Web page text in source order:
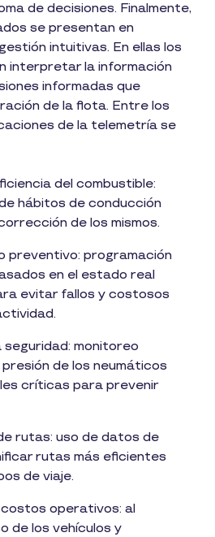
de decisiones. Finalmente,
se presentan en
intuitivas. En ellas los
interpretar la información
informadas que
de la flota. Entre los
de la telemetría se
del combustible:
hábitos de conducción
de los mismos.
preventivo: programación
en el estado real
evitar fallos y costosos
seguridad: monitoreo
de los neumáticos
críticas para prevenir
rutas: uso de datos de
rutas más eficientes
de viaje.
operativos: al
de los vehículos y